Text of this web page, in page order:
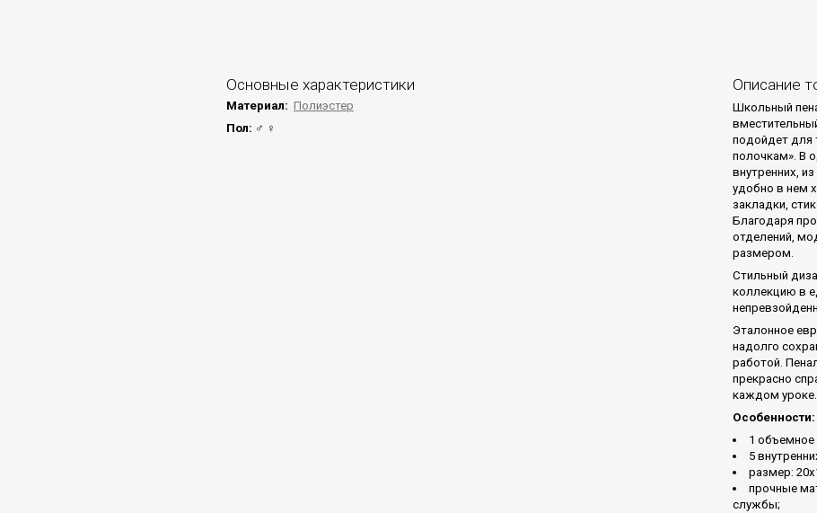
Основные характеристики
Материал: Полиэстер
Пол: ♂ ♀
Описание
Школьный
подойдет для
полочкам». В
внутренних,
удобно в нем
закладки,
Благодаря
отделений,
размером.
Стильный
коллекцию в
Эталонное
надолго
работой.
прекрасно
каждом уроке.
Особенности:
1 объемное
5
размер:
прочные
службы;